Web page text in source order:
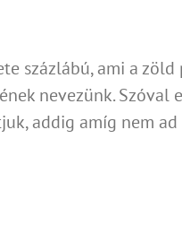
százlábú, ami a zöld
nevezünk. Szóval
addig amíg nem ad